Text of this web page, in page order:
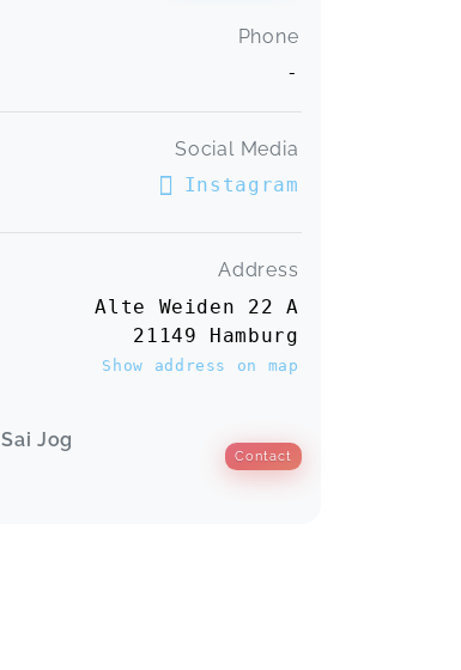
Phone
-
Social Media
Instagram
Address
Alte Weiden 22 A
21149 Hamburg
Show address on map
Sai Jog
Contact